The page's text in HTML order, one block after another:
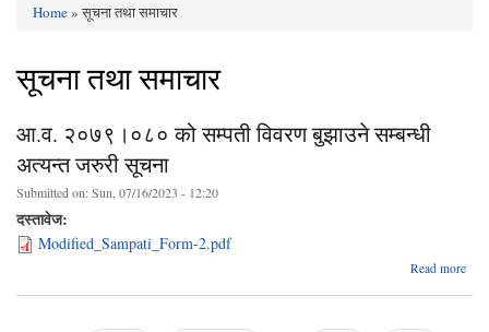
You are here
Home» सूचना तथा समाचार
सूचना तथा समाचार
आ.व. २०७९।०८० को सम्पती विवरण बुझाउने सम्बन्धी
अत्यन्त जरुरी सूचना
Submitted on:Sun, 07/16/2023 - 12:20
दस्तावेज:
Modified_Sampati_Form-2.pdf
Read more